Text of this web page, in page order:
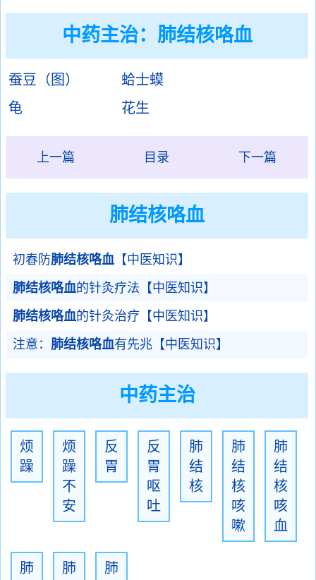
中药主治： 肺结核咯血
蚕豆（图）
蛤士蟆
龟
花生
上一篇 目录 下一篇
肺结核咯血
初春防肺结核咯血 【中医知识】
肺结核咯血的针灸疗法【中医知识】
肺结核咯血的针灸治疗【中医知识】
注意： 肺结核咯血有先兆【中医知识】
中药主治
烦
躁
烦
躁
不
安
反
胃
反
胃
呕
吐
肺
结
核
肺
结
核
咳
嗽
肺
结
核
咳
血
肺
肺
肺